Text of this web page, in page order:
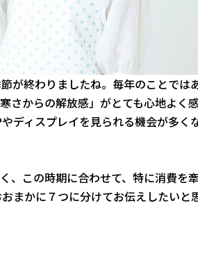
が終わりましたね。毎年のことでは
さからの解放感」がとても心地よく
ディスプレイを見られる機会が多く
、この時期に合わせて、特に消費を
まかに７つに分けてお伝えしたいと